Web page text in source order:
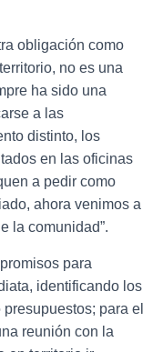
obligación como
no es una
ha sido una
a las
distinto, los
en las oficinas
a pedir como
ahora venimos a
la comunidad”.
para
identificando los
para el
reunión con la